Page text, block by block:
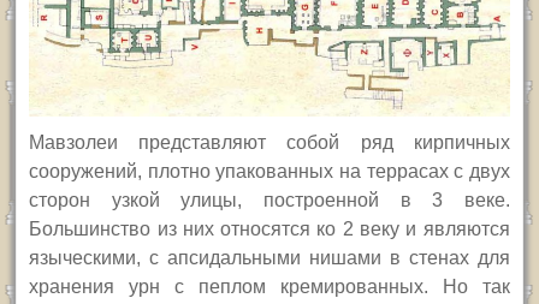
Мавзолеи представляют собой ряд кирпичных
сооружений, плотно упакованных на террасах с двух
сторон узкой улицы, построенной в 3 веке.
Большинство из них относятся ко 2 веку и являются
языческими, с апсидальными нишами в стенах для
хранения урн с пеплом кремированных. Но так